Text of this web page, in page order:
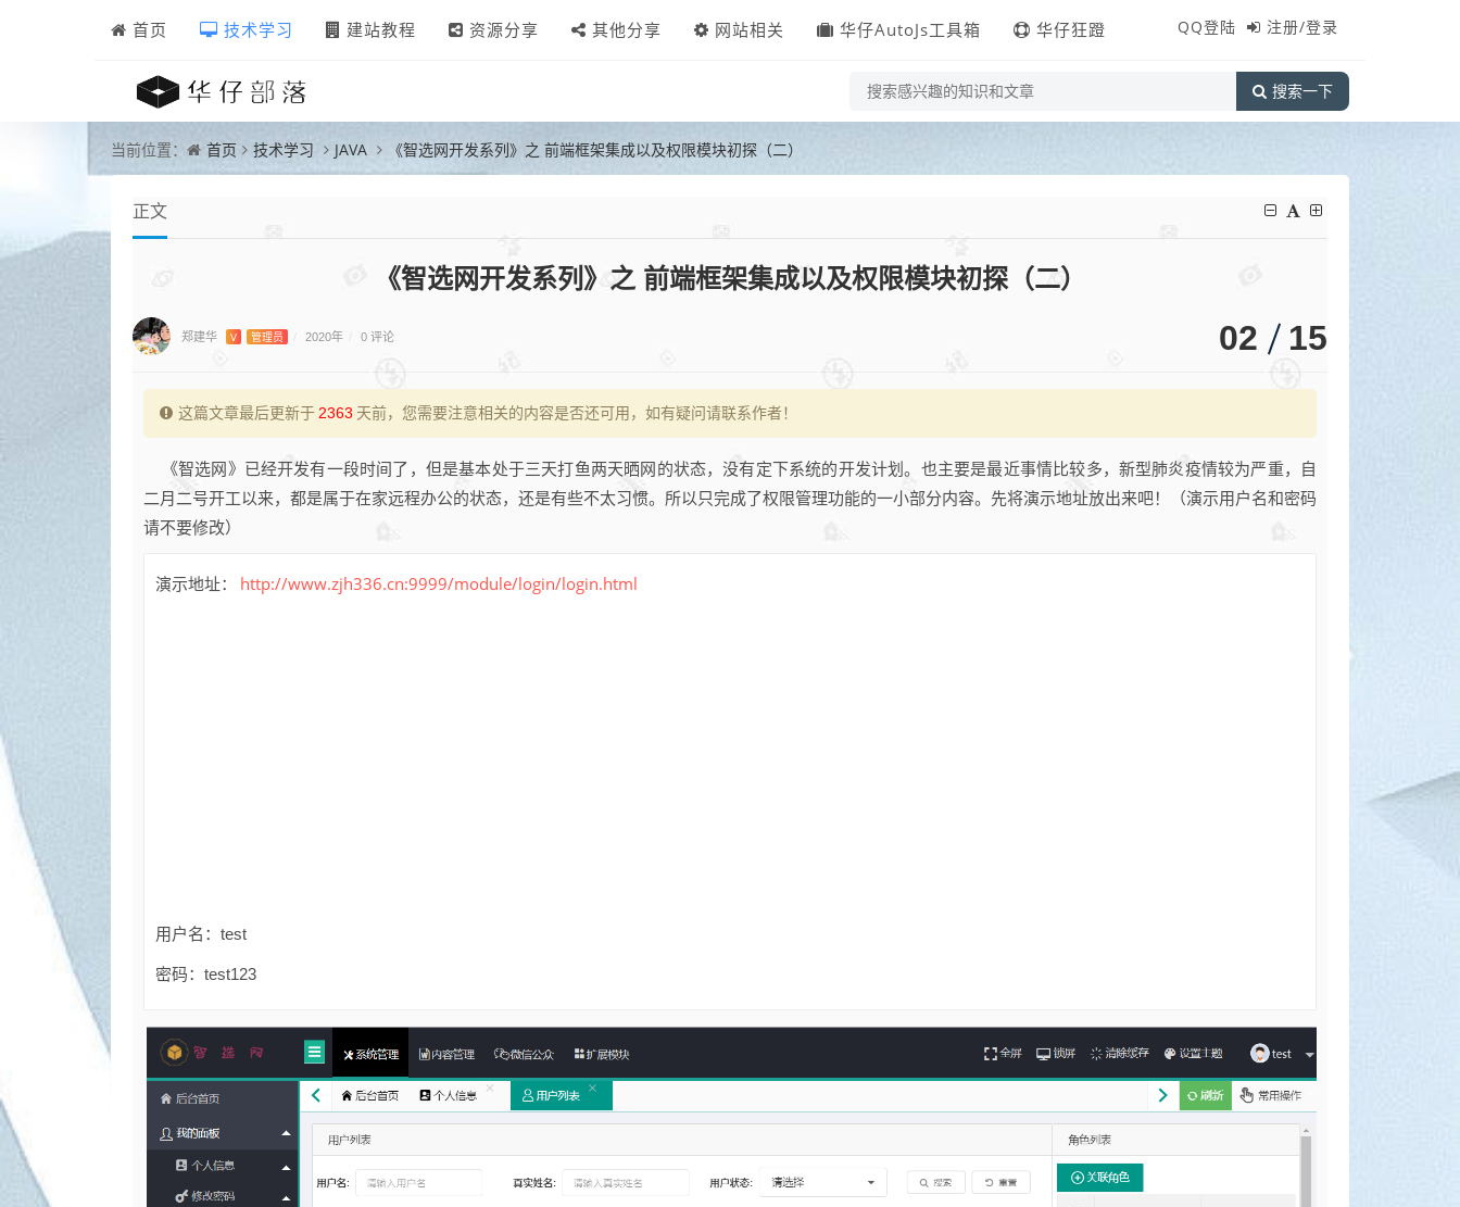
首页 技术学习 建站教程 资源分享 其他分享 网站相关 华仔AutoJs工具箱 华仔狂蹬 QQ登陆 注册/登录
搜索一下
当前位置： 首页 技术学习 JAVA 《智选网开发系列》之 前端框架集成以及权限模块初探（二）
正文
《智选网开发系列》之 前端框架集成以及权限模块初探（二）
郑建华 V 管理员 2020年 0 评论 02 15
这篇文章最后更新于 2363 天前，您需要注意相关的内容是否还可用，如有疑问请联系作者！
《智选网》已经开发有一段时间了，但是基本处于三天打鱼两天晒网的状态，没有定下系统的开发计划。也主要是最近事情比较多，新型肺炎疫情较为严重，自
二月二号开工以来，都是属于在家远程办公的状态，还是有些不太习惯。所以只完成了权限管理功能的一小部分内容。先将演示地址放出来吧！（演示用户名和密码
请不要修改）
演示地址： http://www.zjh336.cn:9999/module/login/login.html
用户名：test
密码：test123